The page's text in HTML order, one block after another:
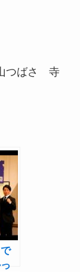
つばさ 寺